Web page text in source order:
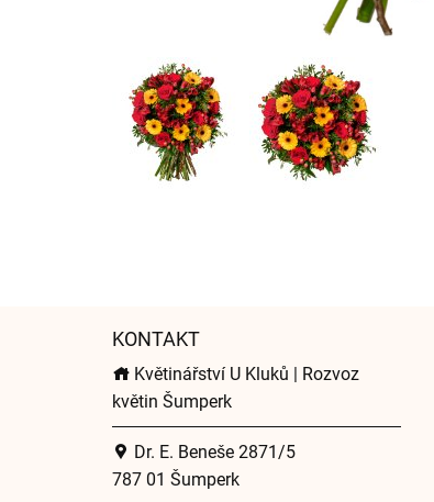
KONTAKT
Květinářství U Kluků | Rozvoz
květin Šumperk
Dr. E. Beneše 2871/5
787 01 Šumperk